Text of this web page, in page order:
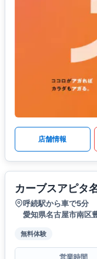
店舗情報
カーブスアピタ
呼続駅から車で5分
愛知県名古屋市南区
無料体験
営業時間